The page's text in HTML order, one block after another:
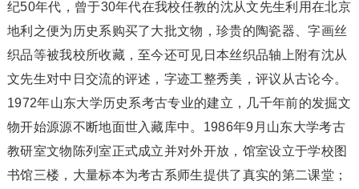
纪50年代，曾于30年代在我校任教的沈从文先生利用在北京
地利之便为历史系购买了大批文物，珍贵的陶瓷器、字画丝
织品等被我校所收藏，至今还可见日本丝织品轴上附有沈从
文先生对中日交流的评述，字迹工整秀美，评议从古论今。
1972年山东大学历史系考古专业的建立，几千年前的发掘文
物开始源源不断地面世入藏库中。1986年9月山东大学考古
教研室文物陈列室正式成立并对外开放，馆室设立于学校图
书馆三楼，大量标本为考古系师生提供了真实的第二课堂；